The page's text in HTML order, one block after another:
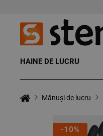
HAINE DE LUCRU
Mănuși de lucru
-10%